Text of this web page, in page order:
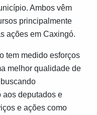
Ambos vêm
principalmente
ações em Caxingó.
tem medido esforços
melhor qualidade de
aos deputados e
e ações como